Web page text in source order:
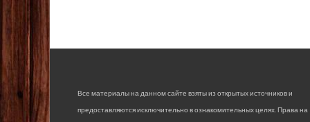
Все материалы на данном сайте взяты из открытых источников и
предоставляются исключительно в ознакомительных целях. Права на